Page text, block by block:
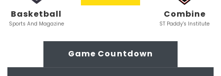
Basketball
Sports And Magazine
Combine
ST Paddy's Institute
Game Countdown